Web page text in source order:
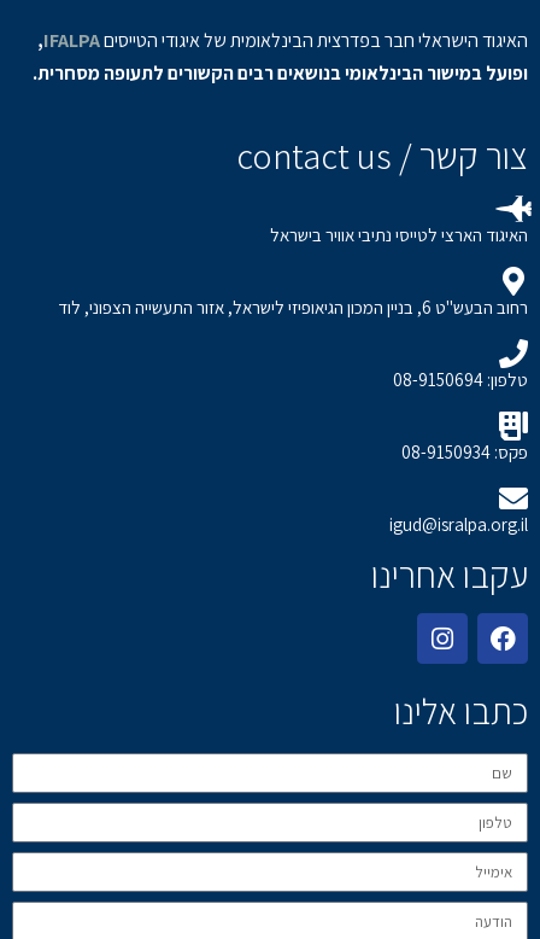
האיגוד הישראלי חבר בפדרצית הבינלאומית של איגודי הטייסיםIFALPA
,
ופועל במישור הבינלאומי בנושאים רבים הקשורים לתעופה מסחרית.
צור קשר / contact us
האיגוד הארצי לטייסי נתיבי אוויר בישראל
רחוב הבעש"ט 6, בניין המכון הגיאופיזי לישראל, אזור התעשייה הצפוני, לוד
טלפון: 08-9150694
פקס: 08-9150934
igud@isralpa.org.il
עקבו אחרינו
כתבו אלינו